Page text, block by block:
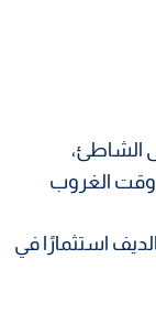
الشاطئ،
وقت الغروب
استثمارًا في